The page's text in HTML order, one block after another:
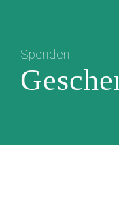
Spenden